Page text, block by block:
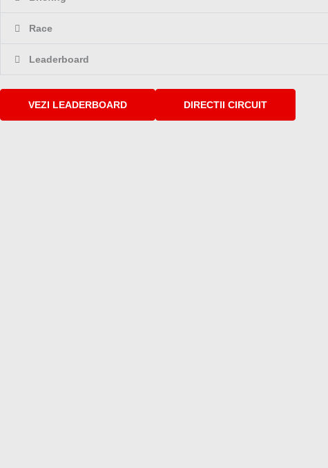
Race
Leaderboard
VEZI LEADERBOARD DIRECTII CIRCUIT